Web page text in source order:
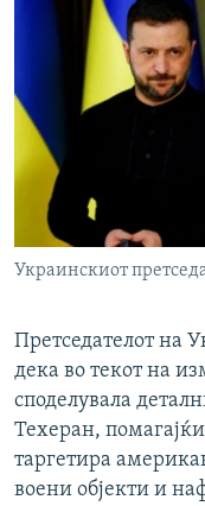
Украинскиот
Претседателот на
дека во текот на
споделувала
Техеран,
таргетира
воени објекти и